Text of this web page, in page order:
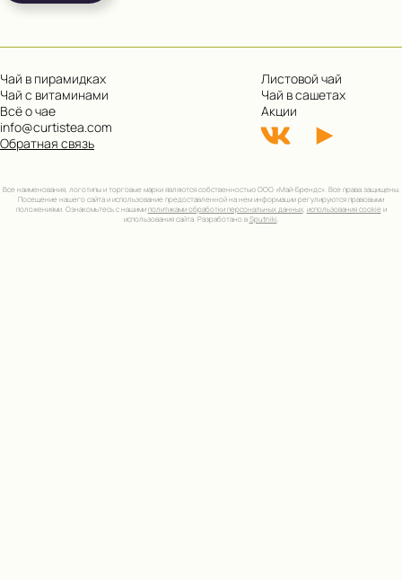
Чай в пирамидках
Листовой чай
Чай с витаминами
Чай в сашетах
Всё о чае
Акции
Обратная связь
info@curtistea.com
Все наименования, логотипы и торговые марки являются собственностью ООО «Май-Брендс». Все права защищены.
Посещение нашего сайта и использование предоставленной на нем информации регулируются правовыми
положениями. Ознакомьтесь с нашимиполитиками обработки персональных данных, использования cookieи
использования сайта. Разработано вSputniki